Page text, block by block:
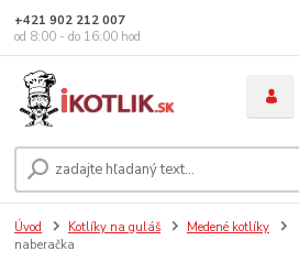
+421 902 212 007
od 8:00 - do 16:00 hod
Úvod Kotlíky na guláš Medené kotlíky
naberačka